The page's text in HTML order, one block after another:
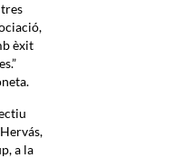
èxit
a la